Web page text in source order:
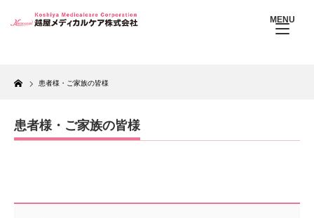
Home
患者様・ご家族の皆様
患者様・ご家族の皆様
MENU